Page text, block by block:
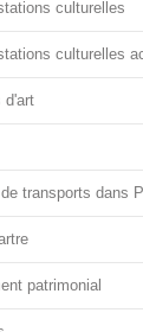
culturelles
culturelles
d'art
transports dans
patrimonial